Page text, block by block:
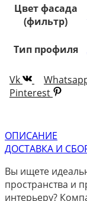
Цвет фасада
(фильтр)
Тип профиля
Vk
Pinterest
ОПИСАНИЕ
ДОСТАВКА И
Вы ищете
пространства и
интерьеру?